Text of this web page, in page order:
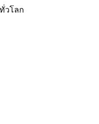
วโลก